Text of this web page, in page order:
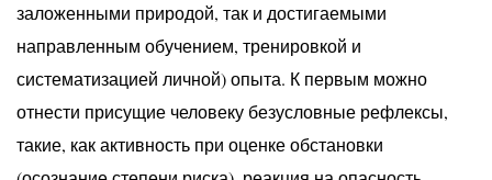
заложенными природой, так и достигаемыми
направленным обучением, тренировкой и
систематизацией личной) опыта. К первым можно
отнести присущие человеку безусловные рефлексы,
такие, как активность при оценке обстановки